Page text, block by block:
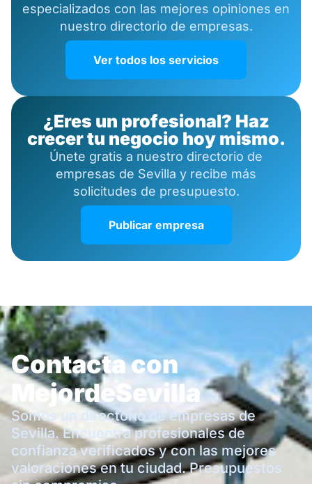
especializados con las mejores opiniones en
nuestro directorio de empresas.
Ver todos los servicios
¿Eres un profesional? Haz
crecer tu negocio hoy mismo.
Únete gratis a nuestro directorio de
empresas de Sevilla y recibe más
solicitudes de presupuesto.
Publicar empresa
Contacta con
MejordeSevilla
Somos un directorio de empresas de
Sevilla. Encuentra profesionales de
confianza verificados y con las mejores
valoraciones en tu ciudad. Presupuestos